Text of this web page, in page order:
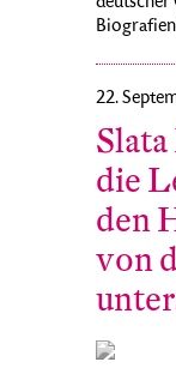
Biografien
22.
die
den
von